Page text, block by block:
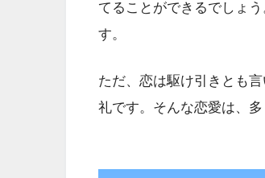
てることができるでしょ
す。
ただ、恋は駆け引きとも
礼です。そんな恋愛は、